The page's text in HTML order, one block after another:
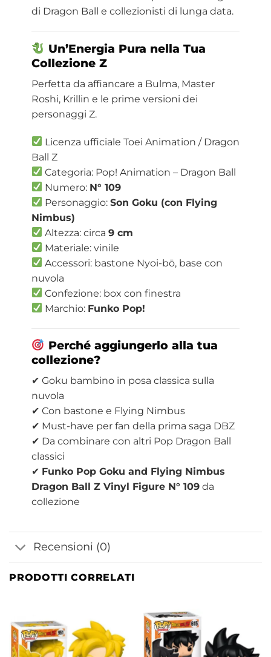
di Dragon Ball e collezionisti di lunga data.
Un’Energia Pura nella Tua
Collezione Z
Perfetta da affiancare a Bulma, Master
Roshi, Krillin e le prime versioni dei
personaggi Z.
Licenza ufficiale Toei Animation / Dragon
Ball Z
Categoria: Pop! Animation – Dragon Ball
Numero: N° 109
Personaggio:Son Goku (con Flying
Nimbus)
Altezza: circa9 cm
Materiale: vinile
Accessori: bastone Nyoi-bō, base con
nuvola
Confezione: box con finestra
Marchio: Funko Pop!
Perché aggiungerlo alla tua
collezione?
✔ Goku bambino in posa classica sulla
nuvola
✔ Con bastone e Flying Nimbus
✔ Must-have per fan della prima saga DBZ
✔ Da combinare con altri Pop Dragon Ball
classici
✔ Funko Pop Goku and Flying Nimbus
Dragon Ball Z Vinyl Figure N° 109da
collezione
Recensioni (0)
PRODOTTI CORRELATI